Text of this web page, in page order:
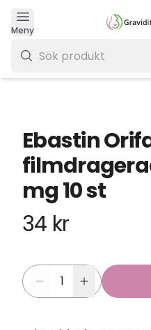
Meny
Ebastin
mg 10 st
34 kr